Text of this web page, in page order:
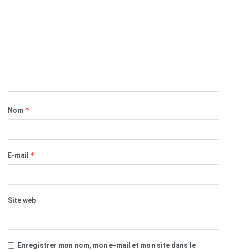
Nom *
E-mail *
Site web
Enregistrer mon nom, mon e-mail et mon site dans le